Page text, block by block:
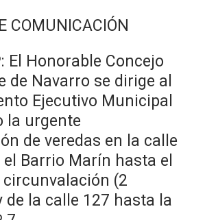
COMUNICACIÓN
El Honorable Concejo
de Navarro se dirige al
Ejecutivo Municipal
la urgente
de veredas en la calle
el Barrio Marín hasta el
(2
de la calle 127 hasta la